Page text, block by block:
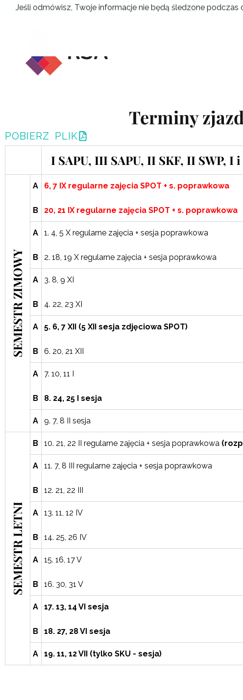
Jeśli odmówisz, Twoje informacje nie będą śledzone
Przejdź
Terminy
POBIERZ PLIK
I SAPU, III SAPU, II SKF, II SWP, I
SEMESTR ZIMOWY
A
B
6, 7 IX regularne zajęcia SPOT + s. poprawkowa
20, 21 IX regularne zajęcia SPOT + s. poprawkowa
A
B
1. 4, 5 X regularne zajęcia + sesja poprawkowa
2. 18, 19 X regularne zajęcia + sesja poprawkowa
A
B
3. 8, 9 XI
4. 22, 23 XI
A
B
5. 6, 7 XII (5 XII sesja zdjęciowa SPOT)
6. 20, 21 XII
A
B
7. 10, 11 I
8. 24, 25 I sesja
A 9. 7, 8 II sesja
SEMESTR LETNI
B 10. 21, 22 II regularne zajęcia + sesja poprawkowa
A
B
11. 7, 8 III regularne zajęcia + sesja poprawkowa
12. 21, 22 III
A
B
13. 11, 12 IV
14. 25, 26 IV
A
B
15. 16, 17 V
16. 30, 31 V
A
B
17. 13, 14 VI sesja
18. 27, 28 VI sesja
A 19. 11, 12 VII (tylko SKU - sesja)